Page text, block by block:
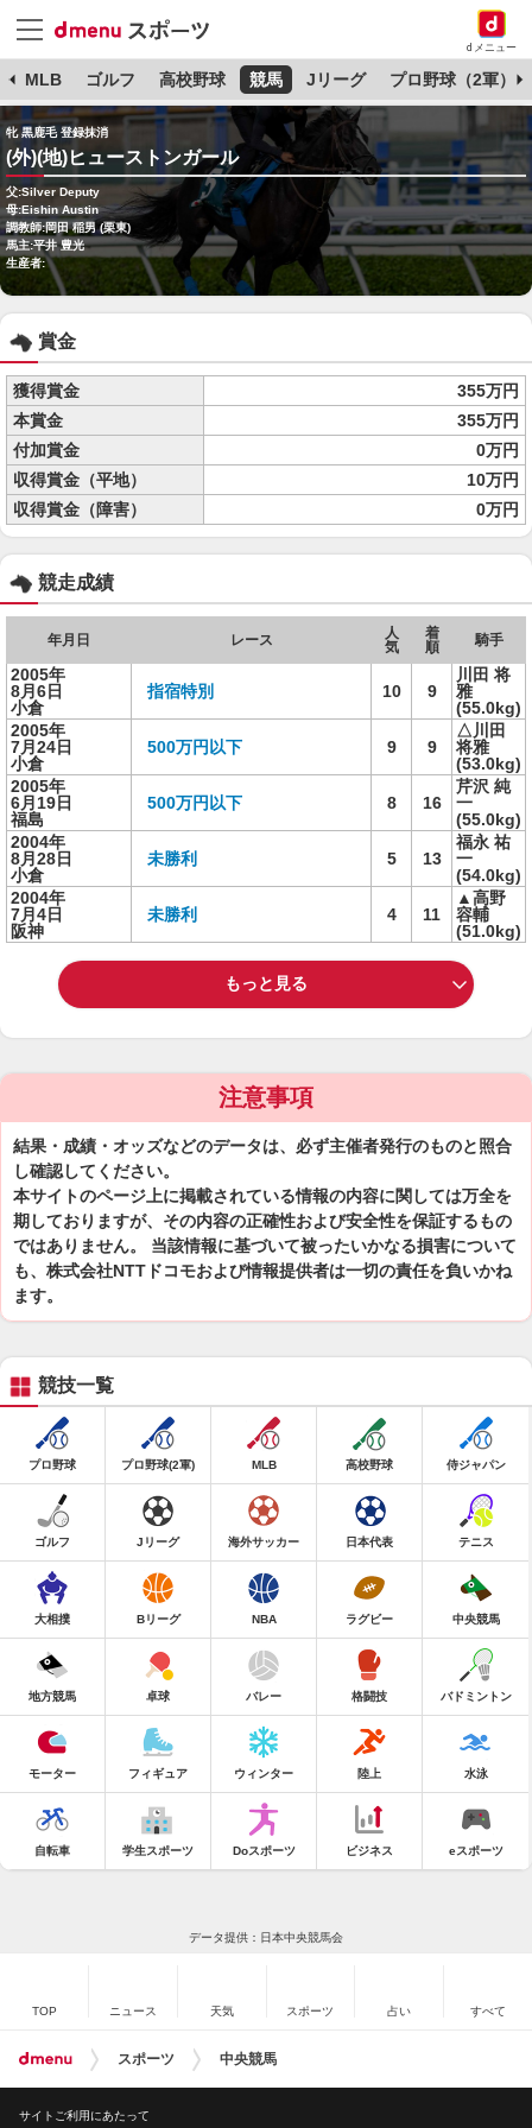
dメニュー
MLB ゴルフ 高校野球 競馬 Jリーグ プロ野球（2軍）
牝 黒鹿毛 登録抹消
(外)(地)ヒューストンガール
父:Silver Deputy
母:Eishin Austin
調教師:岡田 稲男 (栗東)
馬主:平井 豊光
生産者:
賞金
獲得賞金
355万円
本賞金
355万円
付加賞金
0万円
収得賞金（平地）
10万円
収得賞金（障害）
0万円
競走成績
年月日 レース
人
気
着
順
騎手
2005年
8月6日
小倉
指宿特別 10 9
川田 将
雅
(55.0kg)
2005年
7月24日
小倉
500万円以下 9 9
△川田
将雅
(53.0kg)
2005年
6月19日
福島
500万円以下 8 16
芹沢 純
一
(55.0kg)
2004年
8月28日
小倉
未勝利 5 13
福永 祐
一
(54.0kg)
2004年
7月4日
阪神
未勝利 4 11
▲高野
容輔
(51.0kg)
もっと見る
注意事項
結果・成績・オッズなどのデータは、必ず主催者発行のものと照合
し確認してください。
本サイトのページ上に掲載されている情報の内容に関しては万全を
期しておりますが、その内容の正確性および安全性を保証するもの
ではありません。 当該情報に基づいて被ったいかなる損害について
も、株式会社NTTドコモおよび情報提供者は一切の責任を負いかね
ます。
競技一覧
プロ野球 プロ野球(2軍) MLB 高校野球 侍ジャパン
ゴルフ Jリーグ 海外サッカー 日本代表 テニス
大相撲 Bリーグ NBA ラグビー 中央競馬
地方競馬 卓球 バレー 格闘技 バドミントン
モーター フィギュア ウィンター 陸上 水泳
自転車 学生スポーツ Doスポーツ ビジネス eスポーツ
データ提供：日本中央競馬会
TOP ニュース 天気 スポーツ 占い すべて
スポーツ 中央競馬
サイトご利用にあたって